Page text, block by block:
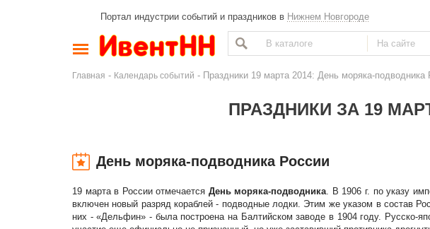
Портал индустрии событий и праздников в Нижнем Новгороде
Главная - Календарь событий - Праздники 19 марта 2014: День моряка-
ПРАЗДНИКИ ЗА 19
День моряка-подводника России
19 марта в России отмечается День моряка-подводника. В 1906 г. по указу
включен новый разряд кораблей - подводные лодки. Этим же указом в состав
них - «Дельфин» - была построена на Балтийском заводе в 1904 году. Русско-